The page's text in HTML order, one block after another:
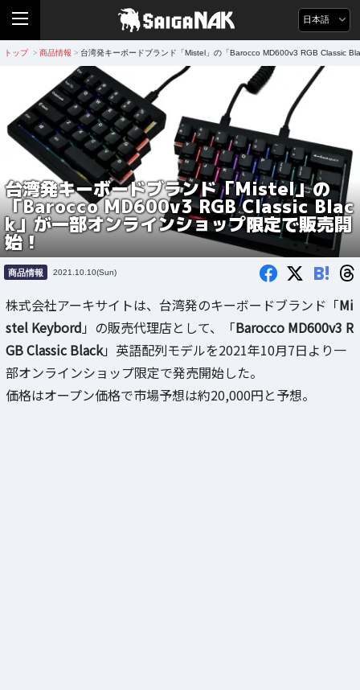
日本語
トップ > 商品情報 > 台湾発キーボードブランド「Mistel」の「Barocco MD600v3 RGB Classic
台湾発キーボードブランド「Mistel」の
「Barocco MD600v3 RGB Classic Blac
k」が一部オンラインショップ限定で販売開
始！
商品情報 2021.10.10(Sun) B!
株式会社アーキサイトは、台湾発のキーボードブランド「Mi
stel Keybord 」の販売代理店として、「Barocco MD600v3 R
GB Classic Black」英語配列モデルを2021年10月7日より一
部オンラインショップ限定で発売開始した。
価格はオープン価格で市場予想は約20,000円と予想。